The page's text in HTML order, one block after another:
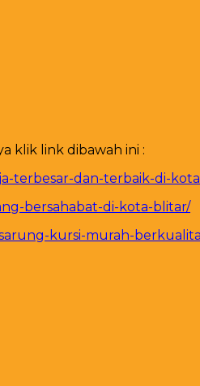
klik link dibawah ini :
terbesar-dan-terbaik-di-
bersahabat-di-kota-blitar/
kursi-murah-